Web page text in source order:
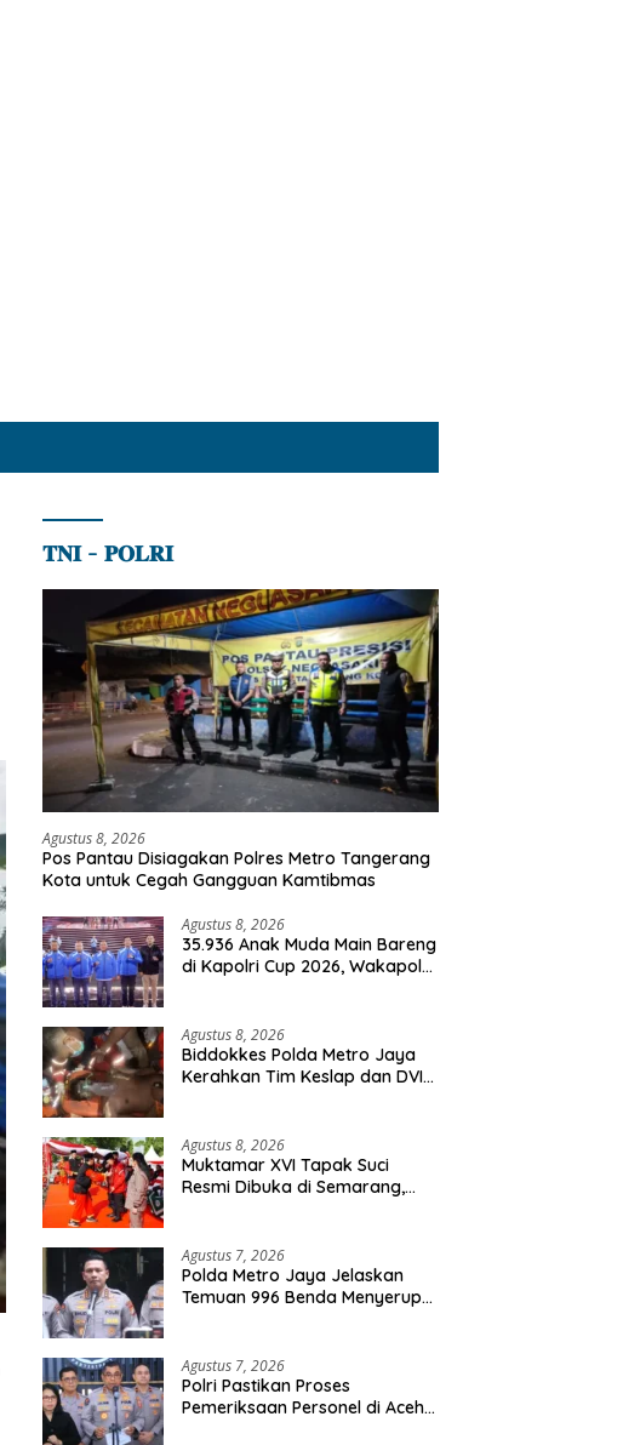
𝐓𝐍𝐈 – 𝐏𝐎𝐋𝐑𝐈
Agustus 8, 2026
Pos Pantau Disiagakan Polres Metro Tangerang
Kota untuk Cegah Gangguan Kamtibmas
Agustus 8, 2026
35.936 Anak Muda Main Bareng
di Kapolri Cup 2026, Wakapolri:
Agustus 8, 2026
Biddokkes Polda Metro Jaya
Kerahkan Tim Keslap dan DVI
Agustus 8, 2026
Muktamar XVI Tapak Suci
Resmi Dibuka di Semarang,
Agustus 7, 2026
Polda Metro Jaya Jelaskan
Temuan 996 Benda Menyerupai
Agustus 7, 2026
Polri Pastikan Proses
Pemeriksaan Personel di Aceh